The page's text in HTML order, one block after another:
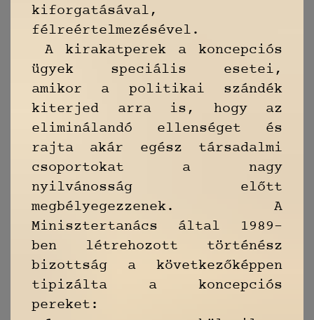
kiforgatásával,
félreértelmezésével.
A kirakatperek a koncepciós
ügyek speciális esetei,
amikor a politikai szándék
kiterjed arra is, hogy az
eliminálandó ellenséget és
rajta akár egész társadalmi
csoportokat a nagy
nyilvánosság előtt
megbélyegezzenek. A
Minisztertanács által 1989-
ben létrehozott történész
bizottság a következőképpen
tipizálta a koncepciós
pereket: